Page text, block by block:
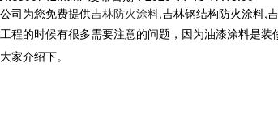
司为您免费提供吉林防火涂料,吉林钢结构防火涂料,
工程的时候有很多需要注意的问题，因为油漆涂料是
家介绍下。